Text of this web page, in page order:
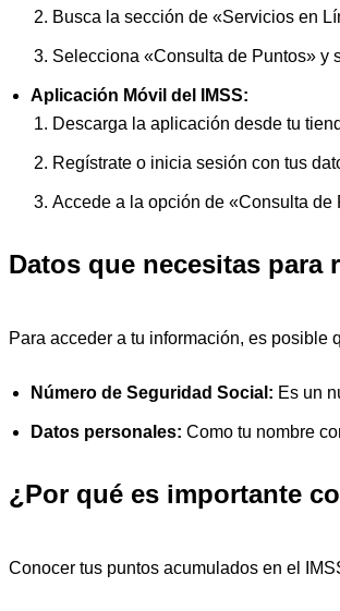
Busca la sección de «Servicios en
Selecciona «Consulta de Puntos» y
Aplicación Móvil del IMSS:
Descarga la aplicación desde tu
Regístrate o inicia sesión con tus
Accede a la opción de «Consulta
Datos que necesitas para
Para acceder a tu información, es posible
Número de Seguridad Social: Es un
Datos personales: Como tu nombre
¿Por qué es importante
Conocer tus puntos acumulados en el